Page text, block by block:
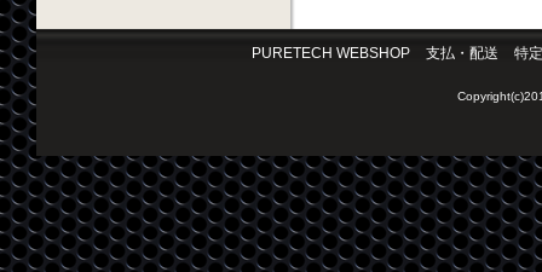
PURETECH WEBSHOP 支払・配送 特